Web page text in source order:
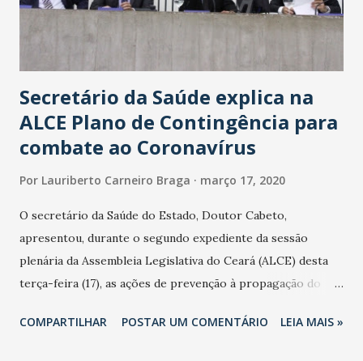
Secretário da Saúde explica na
ALCE Plano de Contingência para
combate ao Coronavírus
Por Lauriberto Carneiro Braga março 17, 2020
O secretário da Saúde do Estado, Doutor Cabeto,
apresentou, durante o segundo expediente da sessão
plenária da Assembleia Legislativa do Ceará (ALCE) desta
terça-feira (17), as ações de prevenção à propagação do
adotadas pelo Governo do Estado na contenção da
COMPARTILHAR POSTAR UM COMENTÁRIO LEIA MAIS »